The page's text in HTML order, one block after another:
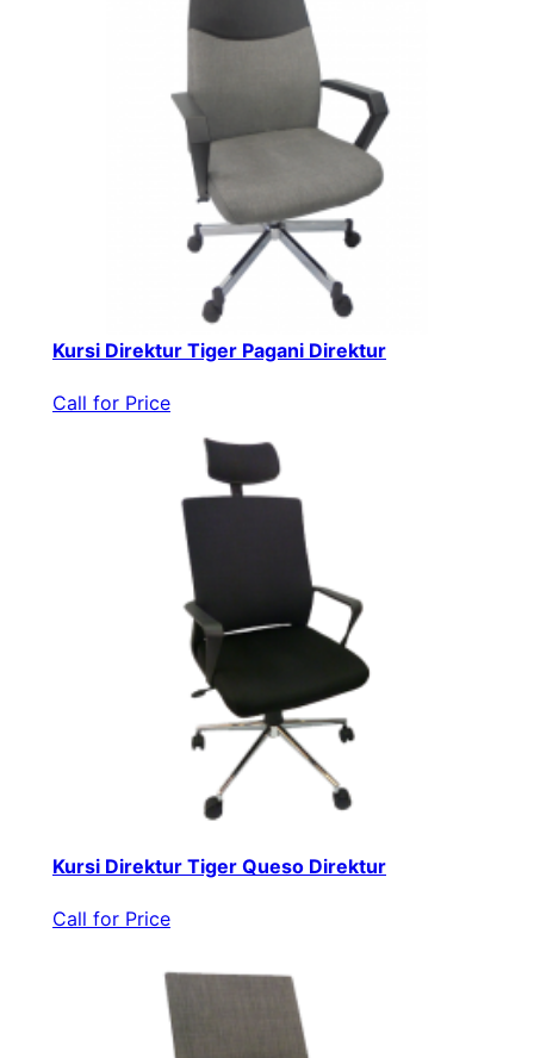
Kursi Direktur Tiger Pagani Direktur
Call for Price
Kursi Direktur Tiger Queso Direktur
Call for Price